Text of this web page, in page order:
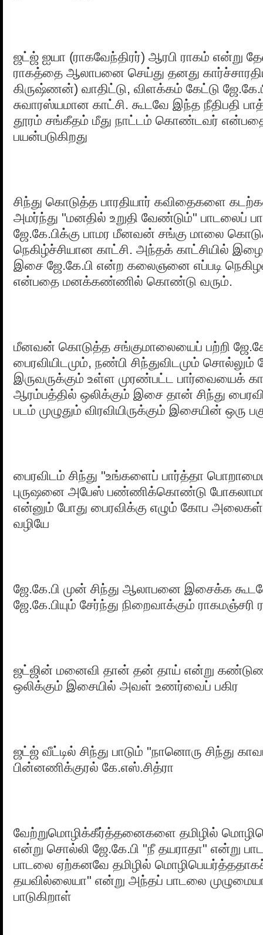
ஜட்ஜ் ஐயா (ராகவேந்திரர்) ஆரபி ராகம் என்று
ராகத்தை ஆலாபனை செய்து தனது
கிருஷ்ணன்) வாதிட்டு, விளக்கம் கேட்டு
சுவாரஸ்யமான காட்சி. கூடவே இந்த நீதிபதி
தூரம் சங்கீதம் மீது நாட்டம் கொண்டவர்
பயன்படுகிறது
சிந்து கொடுத்த பாரதியார் கவிதைகளை
அமர்ந்து "மனதில் உறுதி வேண்டும்" பாடலைப்
ஜே.கே.பிக்கு பாமர மீனவன் சங்கு மாலை
நெகிழ்ச்சியான காட்சி. அந்தக் காட்சியில்
இசை ஜே.கே.பி என்ற கலைஞனை எப்படி
என்பதை மனக்கண்ணில் கொண்டு வரும்.
மீனவன் கொடுத்த சங்குமாலையைப் பற்றி
பைரவியிடமும், நண்பி சிந்துவிடமும்
இருவருக்கும் உள்ள முரண்பட்ட பார்வையைக்
ஆரம்பத்தில் ஒலிக்கும் இசை தான் சிந்து
படம் முழுதும் விரவியிருக்கும் இசையின் ஒரு
பைரவிடம் சிந்து "உங்களைப் பார்த்தா
புருஷனை அபேஸ் பண்ணிக்கொண்டு
என்னும் போது பைரவிக்கு எழும் கோப
வழியே
ஜே.கே.பி முன் சிந்து ஆலாபனை இசைக்க
ஜே.கே.பியும் சேர்ந்து நிறைவாக்கும் ராகமஞ்சரி
ஜட்ஜின் மனைவி தான் தன் தாய் என்று
ஒலிக்கும் இசையில் அவள் உணர்வைப் பகிர
ஜட்ஜ் வீட்டில் சிந்து பாடும் "நானொரு சிந்து
பின்னணிக்குரல் கே.எஸ்.சித்ரா
வேற்றுமொழிக்கீர்த்தனைகளை தமிழில்
என்று சொல்லி ஜே.கே.பி "நீ தயராதா" என்று
பாடலை ஏற்கனவே தமிழில்
தயவில்லையா" என்று அந்தப் பாடலை
பாடுகிறாள்